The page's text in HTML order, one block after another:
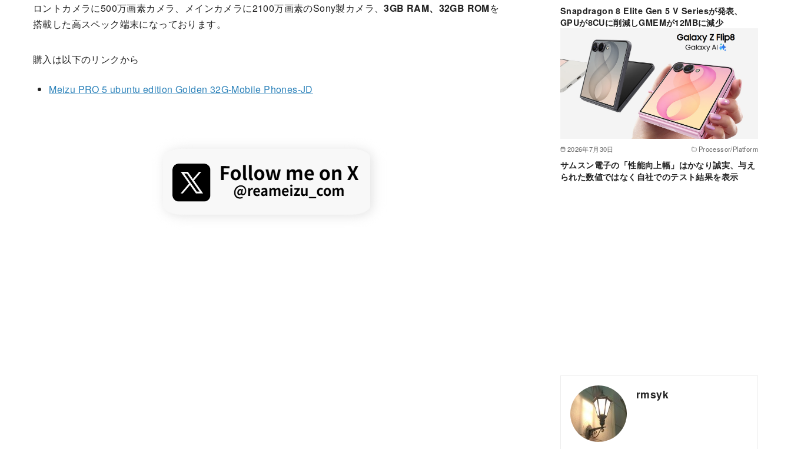
ロントカメラに500万画素カメラ、メインカメラに2100万画素のSony製カメラ、3GB RAM、32GB ROMを
搭載した高スペック端末になっております。
購入は以下のリンクから
Meizu PRO 5 ubuntu edition Golden 32G-Mobile Phones-JD
Snapdragon 8 Elite Gen 5 V Seriesが発表、
GPUが8CUに削減しGMEMが12MBに減少
2026年7月30日 Processor/Platform
サムスン電子の「性能向上幅」はかなり誠実、与え
られた数値ではなく自社でのテスト結果を表示
rmsyk